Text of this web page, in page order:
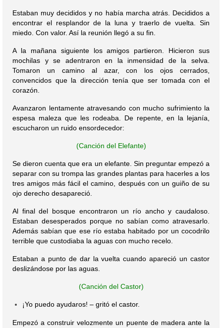
Estaban muy decididos y no había marcha atrás. Decididos a
encontrar el resplandor de la luna y traerlo de vuelta. Sin
miedo. Con valor. Así la reunión llegó a su fin.
A la mañana siguiente los amigos partieron. Hicieron sus
mochilas y se adentraron en la inmensidad de la selva.
Tomaron un camino al azar, con los ojos cerrados,
convencidos que la dirección tenía que ser tomada con el
corazón.
Avanzaron lentamente atravesando con mucho sufrimiento la
espesa maleza que les rodeaba. De repente, en la lejanía,
escucharon un ruido ensordecedor:
(Canción del Elefante)
Se dieron cuenta que era un elefante. Sin preguntar empezó a
separar con su trompa las grandes plantas para hacerles a los
tres amigos más fácil el camino, después con un guiño de su
ojo derecho desapareció.
Al final del bosque encontraron un río ancho y caudaloso.
Estaban desesperados porque no sabían como atravesarlo.
Además sabían que ese río estaba habitado por un cocodrilo
terrible que custodiaba la aguas con mucho recelo.
Estaban a punto de dar la vuelta cuando apareció un castor
deslizándose por las aguas.
(Canción del Castor)
¡Yo puedo ayudaros! – gritó el castor.
Empezó a construir velozmente un puente de madera ante la